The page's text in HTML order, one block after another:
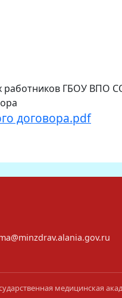
работников ГБОУ ВПО
договора.pdf
медицинская